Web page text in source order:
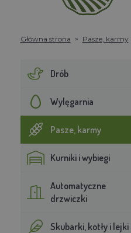
Główna strona Pasze, karmy
Drób
Wylęgarnia
Pasze, karmy
Kurniki i wybiegi
Automatyczne
drzwiczki
Skubarki, kotły i lejki